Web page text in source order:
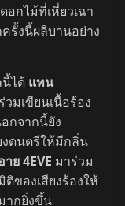
อกไม้ที่เหี่ยวเฉา
รั้งนี้ผลิบานอย่าง
นี้ได้ แทน
มเขียนเนื้อร้อง
กจากนี้ยัง
งดนตรีให้มีกลิ่น
าย 4EVE มาร่วม
ของเสียงร้องให้
ากยิ่งขึ้น